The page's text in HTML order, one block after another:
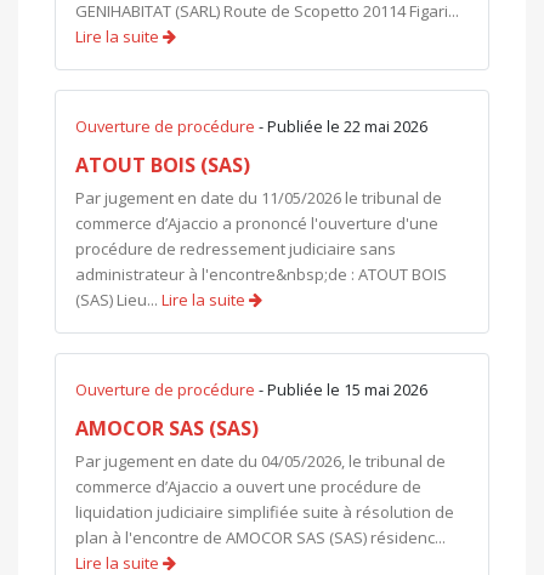
GENIHABITAT (SARL) Route de Scopetto 20114 Figari...
Lire la suite
Ouverture de procédure - Publiée le 22 mai 2026
ATOUT BOIS (SAS)
Par jugement en date du 11/05/2026 le tribunal de
commerce d’Ajaccio a prononcé l'ouverture d'une
procédure de redressement judiciaire sans
administrateur à l'encontre&nbsp;de : ATOUT BOIS
(SAS) Lieu... Lire la suite
Ouverture de procédure - Publiée le 15 mai 2026
AMOCOR SAS (SAS)
Par jugement en date du 04/05/2026, le tribunal de
commerce d’Ajaccio a ouvert une procédure de
liquidation judiciaire simplifiée suite à résolution de
plan à l'encontre de AMOCOR SAS (SAS) résidenc...
Lire la suite